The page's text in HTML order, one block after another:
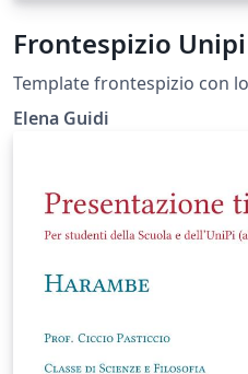
Frontespizio
Template frontespizio con
Elena Guidi